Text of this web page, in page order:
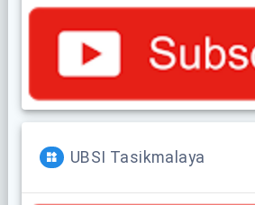
UBSI Tasikmalaya